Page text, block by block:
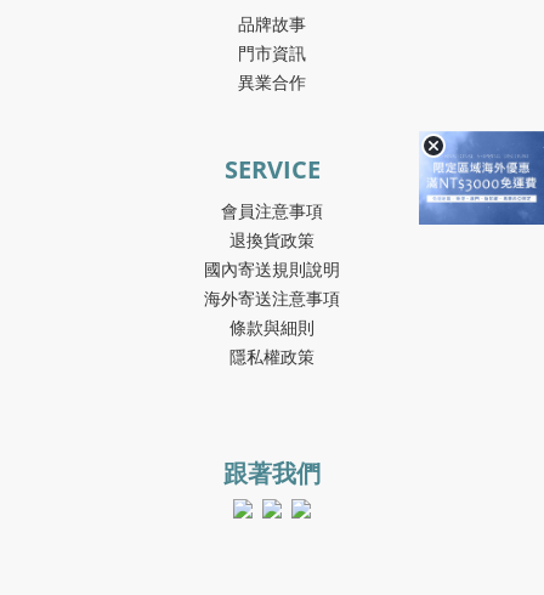
品牌故事
門市資訊
異業合作
SERVICE
會員注意事項
退換貨政策
國內寄送規則說明
海外寄送注意事項
條款與細則
隱私權政策
跟著我們